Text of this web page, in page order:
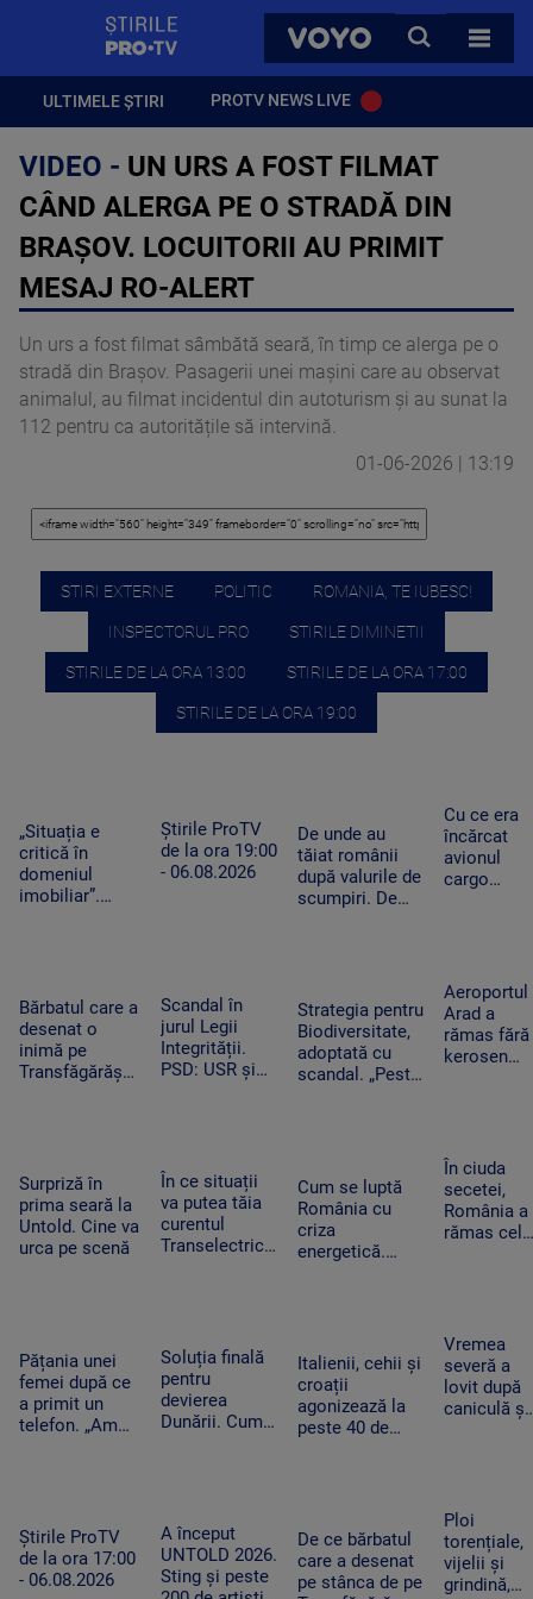
VOYO
CAUTA
TOATE
ULTIMELE ȘTIRI PROTV NEWS LIVE
VIDEO - UN URS A FOST FILMAT
CÂND ALERGA PE O STRADĂ DIN
BRAȘOV. LOCUITORII AU PRIMIT
MESAJ RO-ALERT
Un urs a fost filmat sâmbătă seară, în timp ce alerga pe o
stradă din Brașov. Pasagerii unei mașini care au observat
animalul, au filmat incidentul din autoturism și au sunat la
112 pentru ca autoritățile să intervină.
01-06-2026 | 13:19
STIRI EXTERNE POLITIC ROMANIA, TE IUBESC!
INSPECTORUL PRO STIRILE DIMINETII
STIRILE DE LA ORA 13:00 STIRILE DE LA ORA 17:00
STIRILE DE LA ORA 19:00
„Situația e
critică în
domeniul
imobiliar”.
cauza
blocajului de la
ANCPI
Știrile ProTV
de la ora 19:00
- 06.08.2026
De unde au
tăiat românii
după valurile de
scumpiri. De
cumpărături
Cu ce era
încărcat
avionul
cargo
dronă cu
bombă pe
aeroportul
din Leipzig
Bărbatul care a
desenat o
inimă pe
Transfăgărășan
singurul”
Scandal în
jurul Legii
Integrității.
PSD: USR și
Strategia pentru
Biodiversitate,
adoptată cu
scandal. „Peste
Aeroportul
Arad a
rămas fără
kerosen
nu a ajuns
la timp
Surpriză în
prima seară la
Untold. Cine va
urca pe scenă
În ce situații
va putea tăia
curentul
Transelectrica.
industriali”
Cum se luptă
România cu
criza
energetică.
trebuie să ne
întoarcem în
beznă”
În ciuda
secetei,
România a
rămas cel
Recoltele
au atins
niveluri
record
Pățania unei
femei după ce
a primit un
telefon. „Am
așa ceva”
Soluția finală
pentru
devierea
Dunării. Cum
salveze
Reactorul 2 de
la Cernavodă
Italienii, cehii și
croații
agonizează la
peste 40 de
scăzut nivel
Vremea
severă a
lovit după
caniculă și
în timp ce
se
în Mureș
Știrile ProTV
de la ora 17:00
- 06.08.2026
A început
UNTOLD 2026.
Sting și peste
De ce bărbatul
care a desenat
pe stânca de pe
Ploi
torențiale,
vijelii și
grindină,